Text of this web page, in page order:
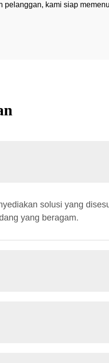
kami siap
solusi yang
yang beragam.